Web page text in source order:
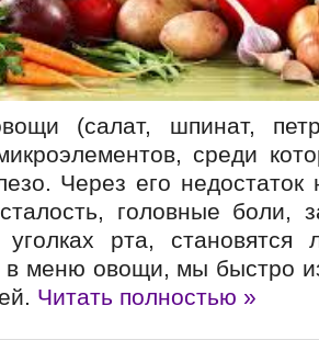
(салат, шпинат,
среди
Через его
головные боли,
рта, становятся
в меню овощи, мы быстро
Читать полностью »